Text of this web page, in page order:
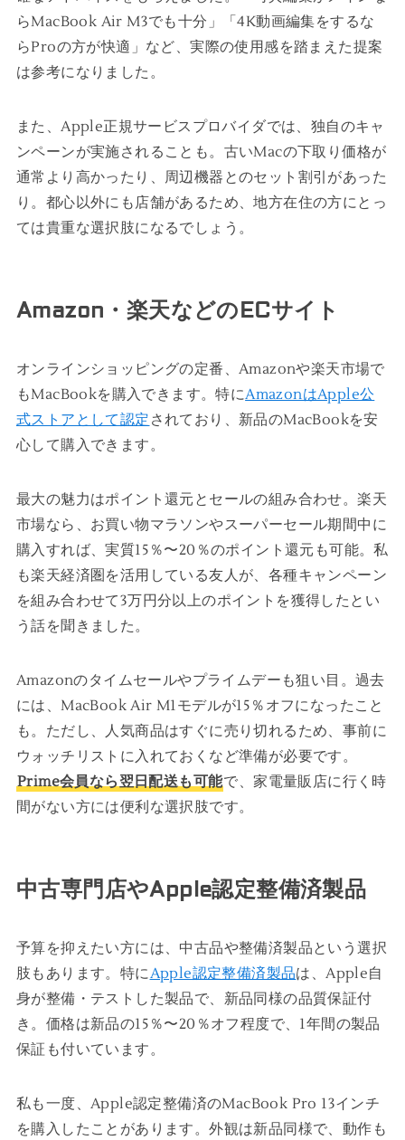
らMacBook Air M3でも十分」「4K動画編集をするな
らProの方が快適」など、実際の使用感を踏まえた提案
は参考になりました。
また、Apple正規サービスプロバイダでは、独自のキャ
ンペーンが実施されることも。古いMacの下取り価格が
通常より高かったり、周辺機器とのセット割引があった
り。都心以外にも店舗があるため、地方在住の方にとっ
ては貴重な選択肢になるでしょう。
Amazon・楽天などのECサイト
オンラインショッピングの定番、Amazonや楽天市場で
もMacBookを購入できます。特にAmazonはApple公
式ストアとして認定 されており、新品のMacBookを安
心して購入できます。
最大の魅力はポイント還元とセールの組み合わせ。楽天
市場なら、お買い物マラソンやスーパーセール期間中に
購入すれば、実質15％〜20％のポイント還元も可能。私
も楽天経済圏を活用している友人が、各種キャンペーン
を組み合わせて3万円分以上のポイントを獲得したとい
う話を聞きました。
Amazonのタイムセールやプライムデーも狙い目。過去
には、MacBook Air M1モデルが15％オフになったこと
も。ただし、人気商品はすぐに売り切れるため、事前に
ウォッチリストに入れておくなど準備が必要です。
Prime会員なら翌日配送も可能で、家電量販店に行く時
間がない方には便利な選択肢です。
中古専門店やApple認定整備済製品
予算を抑えたい方には、中古品や整備済製品という選択
肢もあります。特にApple認定整備済製品は、Apple自
身が整備・テストした製品で、新品同様の品質保証付
き。価格は新品の15％〜20％オフ程度で、1年間の製品
保証も付いています。
私も一度、Apple認定整備済のMacBook Pro 13インチ
を購入したことがあります。外観は新品同様で、動作も